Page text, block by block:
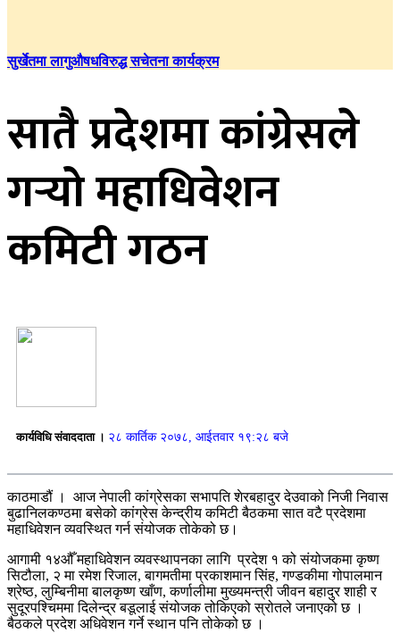
सुर्खेतमा लागुऔषधविरुद्ध सचेतना कार्यक्रम
सातै प्रदेशमा कांग्रेसले
गर्‍यो महाधिवेशन
कमिटी गठन
कार्यविधि संवाददाता । २८ कार्तिक २०७८, आईतवार १९:२८ बजे
काठमाडौं । आज नेपाली कांग्रेसका सभापति शेरबहादुर देउवाको निजी निवास
बुढानिलकण्ठमा बसेको कांग्रेस केन्द्रीय कमिटी बैठकमा सात वटै प्रदेशमा
महाधिवेशन व्यवस्थित गर्न संयोजक तोकेको छ।
आगामी १४औँ महाधिवेशन व्यवस्थापनका लागि प्रदेश १ को संयोजकमा कृष्ण
सिटौला, २ मा रमेश रिजाल, बागमतीमा प्रकाशमान सिंह, गण्डकीमा गोपालमान
श्रेष्ठ, लुम्बिनीमा बालकृष्ण खाँण, कर्णालीमा मुख्यमन्त्री जीवन बहादुर शाही र
सुदूरपश्चिममा दिलेन्द्र बडूलाई संयोजक तोकिएको स्रोतले जनाएको छ ।
बैठकले प्रदेश अधिवेशन गर्ने स्थान पनि तोकेको छ ।